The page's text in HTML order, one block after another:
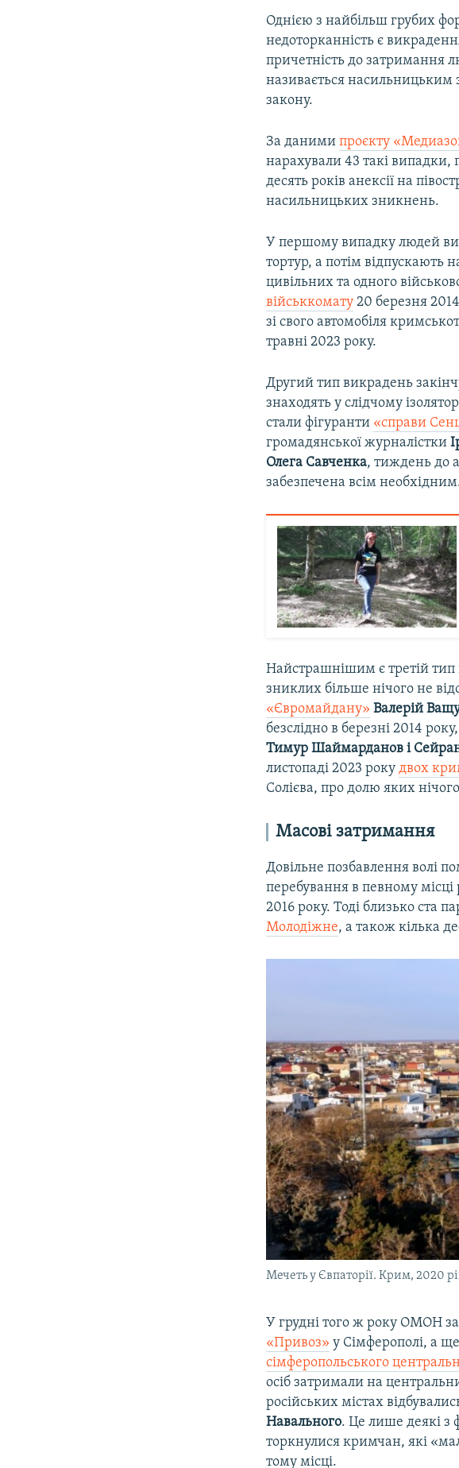
Однією з найбільш грубих
недоторканність є
причетність до затримання
називається
закону.
За данимипроєкту
нарахували 43 такі випадки,
десять років анексії на
насильницьких зникнень.
У першому випадку людей
тортур, а потім відпускають
цивільних та одного
військкомату 20 березня
зі свого автомобіля
травні 2023 року.
Другий тип викрадень
знаходять у слідчому
стали фігуранти «справи
громадянської журналістки
Олега Савченка, тиждень до
забезпечена всім
Найстрашнішим є третій
зниклих більше нічого не
«Євромайдану» Валерій
безслідно в березні 2014
Тимур Шаймарданов і Сейран
листопаді 2023 рокудвох
Солієва, про долю яких
Масові затримання
Довільне позбавлення волі
перебування в певному місці
2016 року. Тоді близько ста
Молодіжне, а також кілька
Мечеть у Євпаторії. Крим, 2020
У грудні того ж року ОМОН
«Привоз» у Сімферополі, а ще
сімферопольського
осіб затримали на
російських містах
Навального. Це лише деякі з
торкнулися кримчан, які
тому місці.